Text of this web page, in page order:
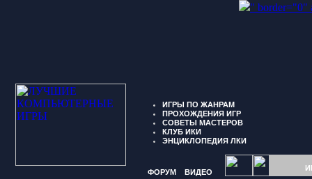
" border="0"
ИГРЫ ПО ЖАНРАМ
ПРОХОЖДЕНИЯ ИГР
СОВЕТЫ МАСТЕРОВ
КЛУБ ИКИ
ЭНЦИКЛОПЕДИЯ ЛКИ
ФОРУМ ВИДЕО